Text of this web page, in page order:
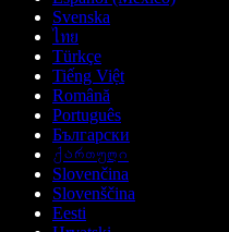
Svenska
ไทย
Türkçe
Tiếng Việt
Română
Português
Български
ქართული
Slovenčina
Slovenščina
Eesti